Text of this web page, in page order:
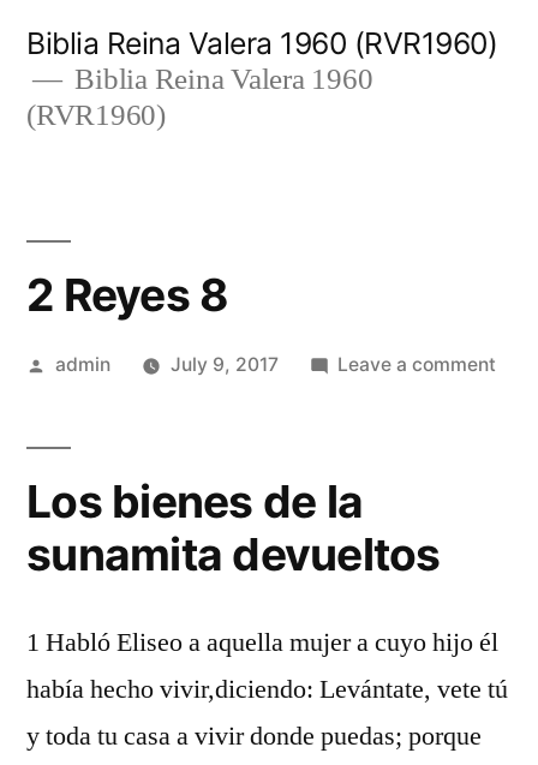
content
Biblia Reina Valera 1960 (RVR1960)
Biblia Reina Valera 1960
(RVR1960)
2 Reyes 8
Posted
admin July 9, 2017 Leave a comment
Los bienes de la
sunamita devueltos
1 Habló Eliseo a aquella mujer a cuyo hijo él
había hecho vivir,diciendo: Levántate, vete tú
y toda tu casa a vivir donde puedas; porque